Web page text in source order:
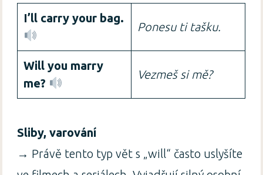
I’ll carry your bag.
Ponesu ti tašku.
Will you marry
me?
Vezmeš si mě?
Sliby, varování
→ Právě tento typ vět s „will“ často uslyšíte